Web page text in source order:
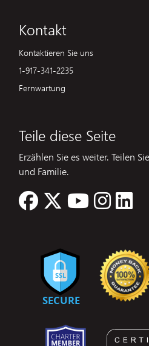
Kontakt
Kontaktieren Sie uns
1-917-341-2235
Fernwartung
Teile diese Seite
Erzählen Sie es weiter. Teilen
und Familie.